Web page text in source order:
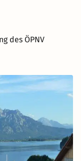
des ÖPNV